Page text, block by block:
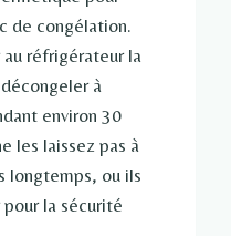
de congélation.
réfrigérateur la
à
environ 30
les laissez pas à
longtemps, ou ils
la sécurité